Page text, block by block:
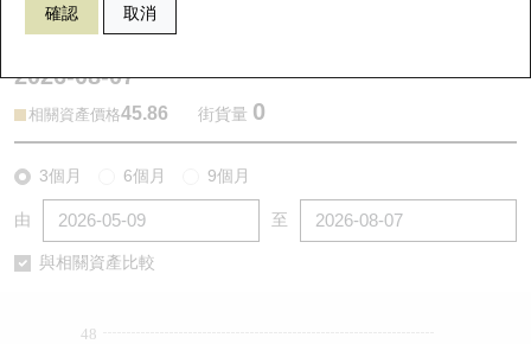
確認 取消
2026-08-07
相關資產價格45.86 街貨量 0
3個月 6個月 9個月
由 至
與相關資產比較
48
認股證到期結算價查詢
認股證分析儀
認股證/牛熊證日誌
正股牛熊證列表
新發行瑞銀牛熊證
牛熊證到期結算價查詢
資金流
街貨統計
國指成份股
科指成份股
中資ETFs溢價比較
認股證投資者教育
牛熊證投資者教育